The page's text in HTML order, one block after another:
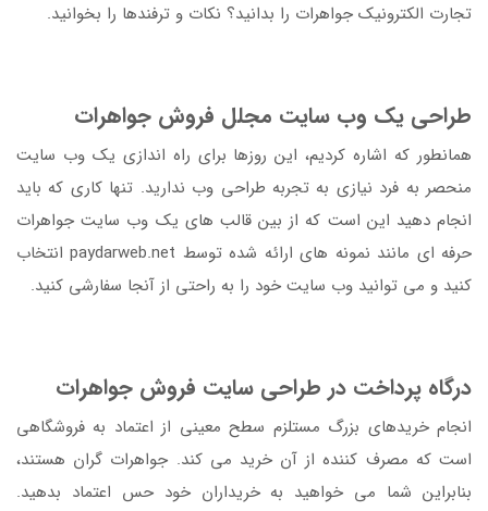
تجارت الکترونیک جواهرات را بدانید؟ نکات و ترفندها را بخوانید.
طراحی یک وب سایت مجلل فروش جواهرات
همانطور که اشاره کردیم، این روزها برای راه اندازی یک وب سایت
منحصر به فرد نیازی به تجربه طراحی وب ندارید. تنها کاری که باید
انجام دهید این است که از بین قالب های یک وب سایت جواهرات
حرفه ای مانند نمونه های ارائه شده توسط paydarweb.net انتخاب
کنید و می توانید وب سایت خود را به راحتی از آنجا سفارشی کنید.
درگاه پرداخت در طراحی سایت فروش جواهرات
انجام خریدهای بزرگ مستلزم سطح معینی از اعتماد به فروشگاهی
است که مصرف کننده از آن خرید می کند. جواهرات گران هستند،
بنابراین شما می خواهید به خریداران خود حس اعتماد بدهید.